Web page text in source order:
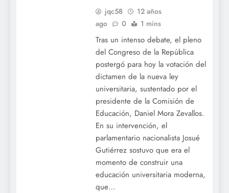
jqc58
12 años
ago
0 1 mins
Tras un intenso debate, el pleno
del Congreso de la República
postergó para hoy la votación del
dictamen de la nueva ley
universitaria, sustentado por el
presidente de la Comisión de
Educación, Daniel Mora Zevallos.
En su intervención, el
parlamentario nacionalista Josué
Gutiérrez sostuvo que era el
momento de construir una
educación universitaria moderna,
que…